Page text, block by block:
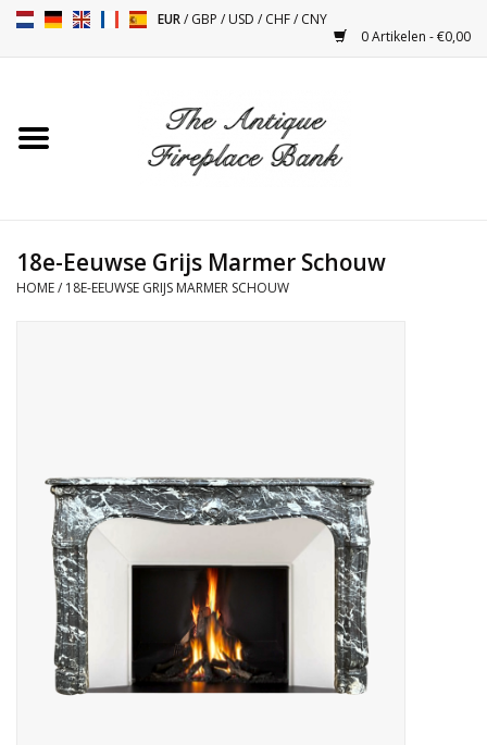
EUR/GBP /USD /CHF/CNY
0 Artikelen - €0,00
Toebehoren
Decoratieve Outdoor
Objecten
Vloeren - Steen, Terra Cotta
& Marmer
18e-Eeuwse Grijs Marmer Schouw
HOME/ 18E-EEUWSE GRIJS MARMER SCHOUW